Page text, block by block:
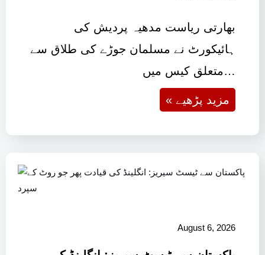
بھارتی ریاست مدھیہ پردیش کی
ہائیکورٹ نے مسلمان جوڑے کی طلاق سے
متعلق کیس میں…
« مزید پڑھیے
August 6, 2026